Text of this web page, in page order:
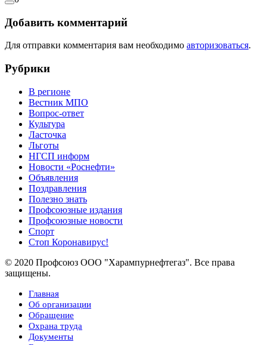
Добавить комментарий
Для отправки комментария вам необходимо авторизоваться.
Рубрики
В регионе
Вестник МПО
Вопрос-ответ
Культура
Ласточка
Льготы
НГСП информ
Новости «Роснефти»
Объявления
Поздравления
Полезно знать
Профсоюзные издания
Профсоюзные новости
Спорт
Стоп Коронавирус!
© 2020 Профсоюз ООО "Харампурнефтегаз". Все права
защищены.
Главная
Об организации
Обращение
Охрана труда
Документы